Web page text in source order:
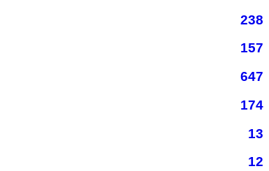
238
157
647
174
13
12